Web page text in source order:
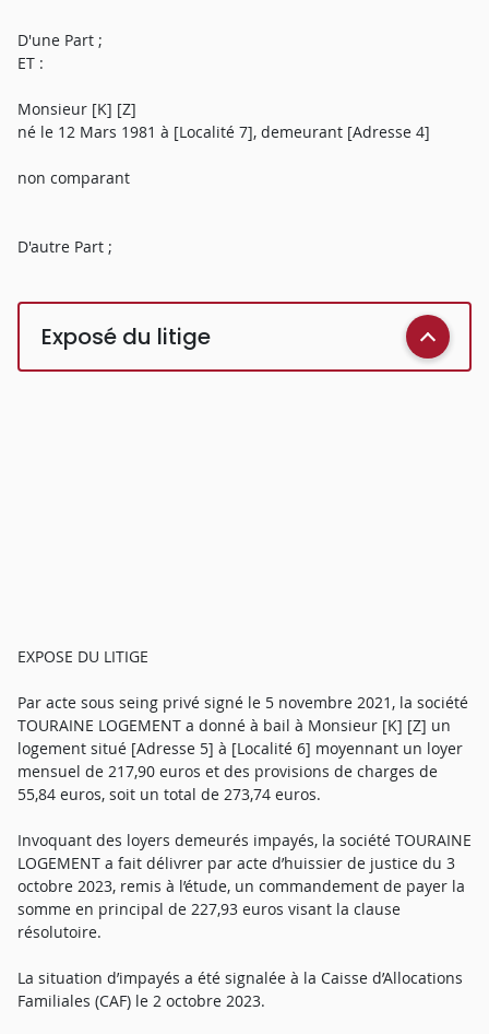
D'une Part ;
ET :
Monsieur [K] [Z]
né le 12 Mars 1981 à [Localité 7], demeurant [Adresse 4]
non comparant
D'autre Part ;
Exposé du litige
EXPOSE DU LITIGE
Par acte sous seing privé signé le 5 novembre 2021, la société
TOURAINE LOGEMENT a donné à bail à Monsieur [K] [Z] un
logement situé [Adresse 5] à [Localité 6] moyennant un loyer
mensuel de 217,90 euros et des provisions de charges de
55,84 euros, soit un total de 273,74 euros.
Invoquant des loyers demeurés impayés, la société TOURAINE
LOGEMENT a fait délivrer par acte d’huissier de justice du 3
octobre 2023, remis à l’étude, un commandement de payer la
somme en principal de 227,93 euros visant la clause
résolutoire.
La situation d’impayés a été signalée à la Caisse d’Allocations
Familiales (CAF) le 2 octobre 2023.